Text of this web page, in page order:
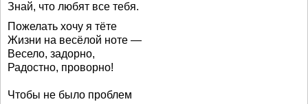
Знай, что любят все тебя.
Пожелать хочу я тёте
Жизни на весёлой ноте —
Весело, задорно,
Радостно, проворно!
Чтобы не было проблем